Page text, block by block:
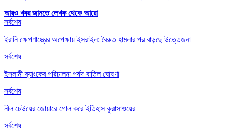
আরও খবর জানতে লেখক থেকে আরো
সর্বশেষ
ইরানি ক্ষেপণাস্ত্রের অপেক্ষায় ইসরাইল; বৈরুত হামলার পর বাড়ছে উত্তেজনা
সর্বশেষ
ইসলামী ব্যাংকের পরিচালনা পর্ষদ বাতিল ঘোষণা
সর্বশেষ
নীল ঢেউয়ের জোয়ারে গোল করে ইতিহাস কুরাসাওয়ের
সর্বশেষ